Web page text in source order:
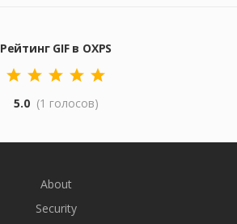
Рейтинг GIF в OXPS
5.0 (1 голосов)
About
Security